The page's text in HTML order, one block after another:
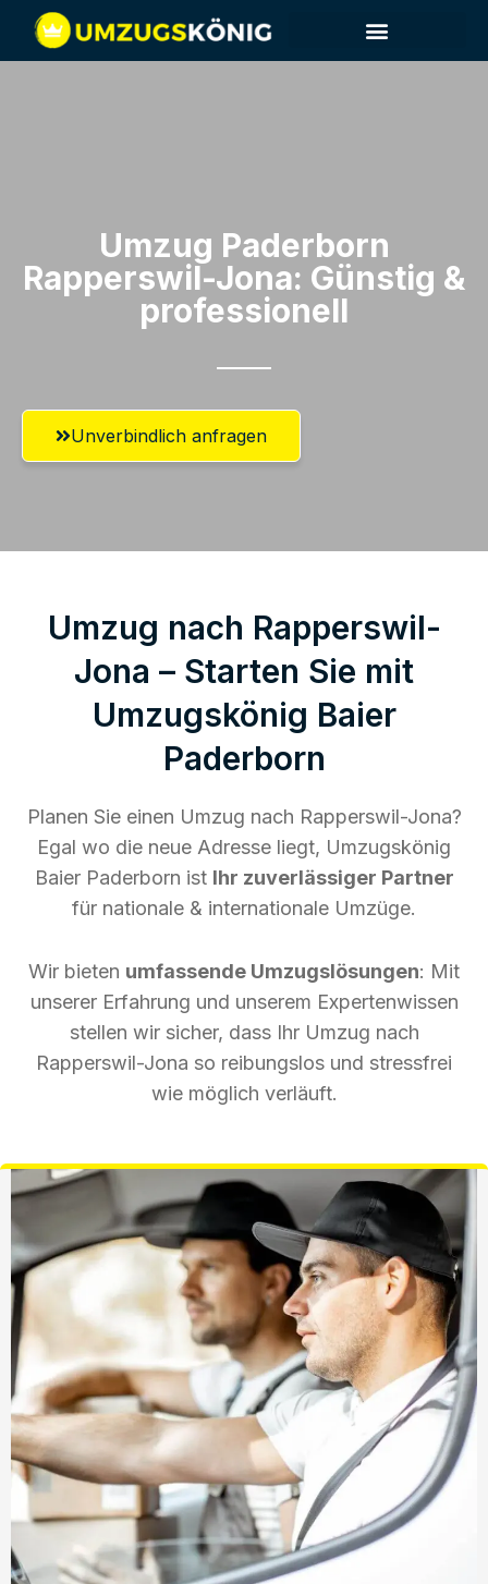
Umzug Paderborn​
Rapperswil-Jona: Günstig &
professionell​
Unverbindlich anfragen
Umzug nach Rapperswil-
Jona – Starten Sie mit
Umzugskönig Baier
Paderborn
Planen Sie einen Umzug nach Rapperswil-Jona?
Egal wo die neue Adresse liegt, Umzugskönig
Baier Paderborn ist Ihr zuverlässiger Partner
für nationale & internationale Umzüge.
Wir bieten umfassende Umzugslösungen: Mit
unserer Erfahrung und unserem Expertenwissen
stellen wir sicher, dass Ihr Umzug nach
Rapperswil-Jona so reibungslos und stressfrei
wie möglich verläuft.